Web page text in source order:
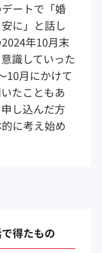
ートで「婚
に」と話し
年10月末
識していった
10月にかけて
たこともあ
し込んだ方
に考え始め
得たもの